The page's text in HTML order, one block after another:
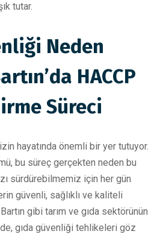
tutar.
Neden
HACCP
Süreci
hayatında önemli bir yer tutuyor.
bu süreç gerçekten neden bu
sürdürebilmemiz için her gün
güvenli, sağlıklı ve kaliteli
gibi tarım ve gıda sektörünün
gıda güvenliği tehlikeleri göz